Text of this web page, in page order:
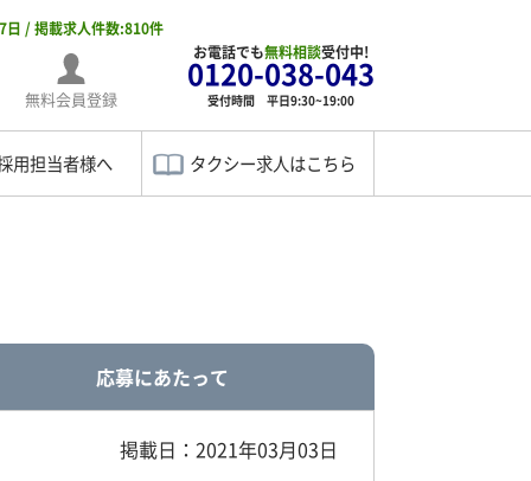
/ 掲載求人件数:810件
無料会員登録
お電話でも無料相談受付中!
0120-038-043
受付時間 平日9:30~19:00
用担当者様へ タクシー求人はこちら
応募にあたって
掲載日：2021年03月03日